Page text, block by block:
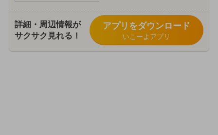
詳細・周辺情報が
サクサク見れる！
アプリをダウンロード
いこーよアプリ